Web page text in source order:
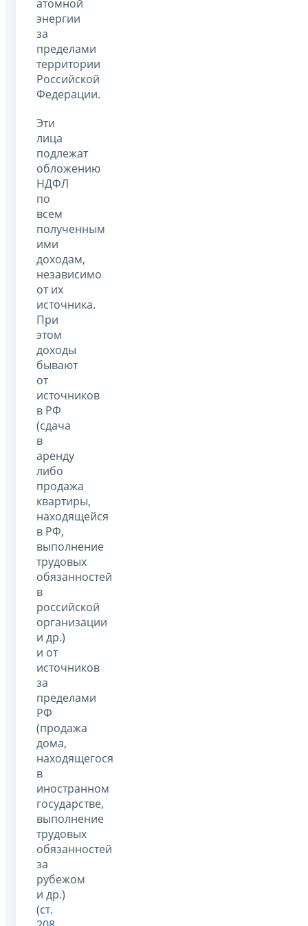
атомной
энергии
за
пределами
территории
Российской
Федерации.
Эти
лица
подлежат
обложению
НДФЛ
по
всем
полученным
ими
доходам,
независимо
от их
источника.
При
этом
доходы
бывают
от
источников
в РФ
(сдача
в
аренду
либо
продажа
квартиры,
находящейся
в РФ,
выполнение
трудовых
обязанностей
в
российской
организации
и др.)
и от
источников
за
пределами
РФ
(продажа
дома,
находящегося
в
иностранном
государстве,
выполнение
трудовых
обязанностей
за
рубежом
и др.)
(ст.